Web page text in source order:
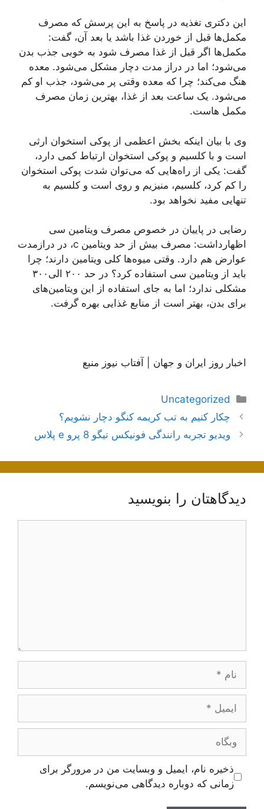
این دکتری تغذیه در پاسخ به این پرسش که مصرف
مکمل‌ها قبل از خوردن غذا باشد یا بعد آن، گفت:
مکمل‌ها اگر قبل از غذا مصرف شود به خوبی جذب بدن
می‌شود؛ اما در دراز مدت دچار مشکل می‌شود. معده
هنگ می‌کند؛ چرا که معده وقتی پر می‌شود، جذب او کم
می‌شود. یک ساعت بعد از غذا، بهترین زمان مصرف
مکمل هاست.
وی با بیان اینکه بخش اعظمی از پوکی استخوان ارثی
است و با کلسیم و پوکی استخوان ارتباط کمی دارد،
گفت: یکی از راه‌هایی که می‌توان شدت پوکی استخوان
را کم کرد، کلسیم، منیزیم و روی است و کلسیم به
تنهایی مفید نخواهد بود.
رضایی در پاییان در خصوص مصرف ویتامین سی
اظهارداشت: مصرف بیش از حد ویتامین c، در درازمدت
عوارض هم دارد. وقتی میوه‌ها کلی ویتامین دارند؛ چرا
باید از ویتامین سی استفاده کرد؟ در حد ٢٠٠ الی٣٠٠
مشکلی ندارد؛ اما به جای استفاده از این ویتامین‌های
برای بدن، بهتر است از منابع غذایی بهره گرفت.
اخبار روز ایران و جهان | آفتاب نیوز منبع
دسته‌ها
Uncategorized
ناوبری
نوشته‌ها
چکار کنیم به تب کریمه کنگو دچار نشویم؟
ویدیو تجربه رانندگی فونیکس تیگو 8 پرو e پلاس
دیدگاهتان را بنویسید
ایمیل
وبگاه
ذخیره نام، ایمیل و وبسایت من در مرورگر برای
زمانی که دوباره دیدگاهی می‌نویسم.